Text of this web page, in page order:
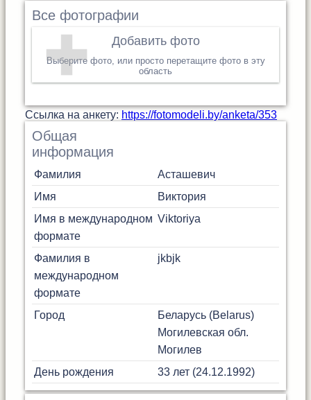
Все фотографии
Добавить фото
Выберите фото, или просто перетащите фото в эту
область
Cсылка на анкету: https://fotomodeli.by/anketa/353
Общая
информация
Фамилия
Асташевич
Имя
Виктория
Имя в международном
формате
Viktoriya
Фамилия в
международном
формате
jkbjk
Город
Беларусь (Belarus)
Могилевская обл.
Могилев
День рождения
33 лет (24.12.1992)